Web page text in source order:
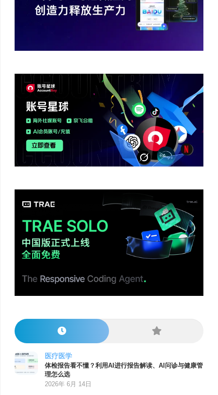
医疗医学
体检报告看不懂？利用AI进行报告解读、AI问诊与健康管
理怎么选
2026年 6月 14日